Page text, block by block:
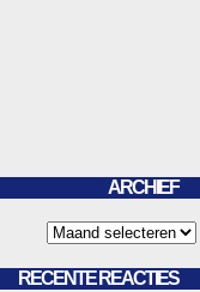
ARCHIEF
RECENTE REACTIES